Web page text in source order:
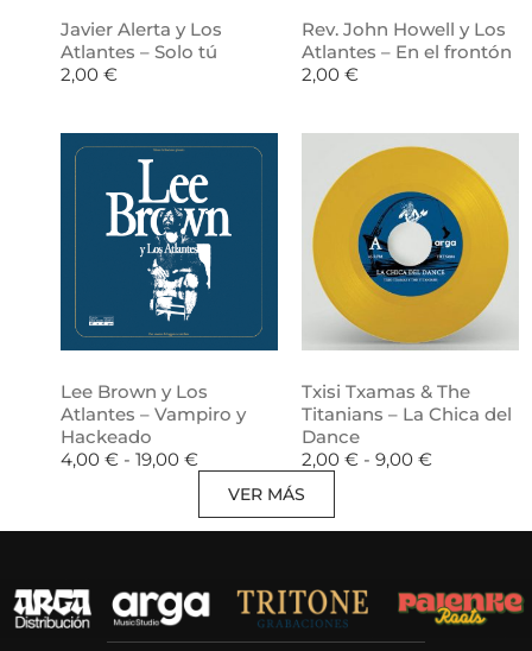
Javier Alerta y Los
Atlantes – Solo tú
2,00 €
Rev. John Howell y Los
Atlantes – En el frontón
2,00 €
Lee Brown y Los
Atlantes – Vampiro y
Hackeado
4,00 € - 19,00 €
Txisi Txamas & The
Titanians – La Chica del
Dance
2,00 € - 9,00 €
VER MÁS